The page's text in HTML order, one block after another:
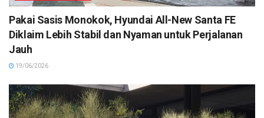
Pakai Sasis Monokok, Hyundai All-New Santa FE
Diklaim Lebih Stabil dan Nyaman untuk Perjalanan
Jauh
19/06/2026